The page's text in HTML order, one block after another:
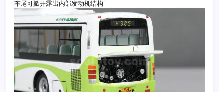
车尾可掀开露出内部发动机结构